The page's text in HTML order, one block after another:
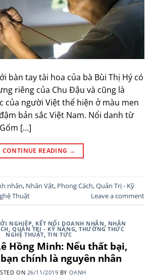
bàn tay tài hoa của bà Bùi Thị Hý có
riêng của Chu Đậu và cũng là
của người Việt thể hiện ở màu men
bản sắc Việt Nam. Nổi danh từ
[…]
CONTINUE READING →
nhân, Nhân Vật, Phong Cách,Quản Trị - Kỹ
Thuật Leave a comment
NGHIỆP, KẾT NỐI DOANH NHÂN, NHÂN
,QUẢN TRỊ - KỸ NĂNG,THƯỜNG THỨC
NGHỆ THUẬT, TIN TỨC
Hồng Minh: Nếu thất bại,
chính là nguyên nhân
ON 26/11/2019 BY OANH